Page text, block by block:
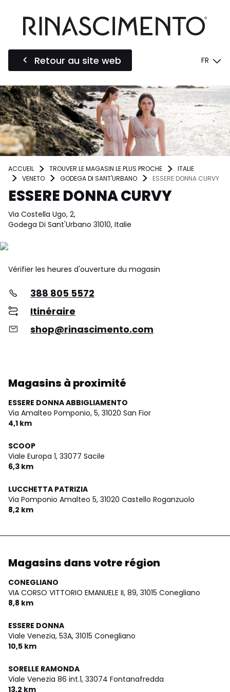
Retour au site web FR
ACCUEIL TROUVER LE MAGASIN LE PLUS PROCHE
ITALIE
VENETO
GODEGA DI SANT'URBANO ESSERE DONNA CURVY
ESSERE DONNA CURVY
Via Costella Ugo, 2,
Godega Di Sant'Urbano 31010, Italie
Vérifier les heures d'ouverture du magasin
388 805 5572
Itinéraire
shop@rinascimento.com
Magasins à proximité
ESSERE DONNA ABBIGLIAMENTO
Via Amalteo Pomponio, 5, 31020 San Fior
4,1 km
SCOOP
Viale Europa 1, 33077 Sacile
6,3 km
LUCCHETTA PATRIZIA
Via Pomponio Amalteo 5, 31020 Castello Roganzuolo
8,2 km
Magasins dans votre région
CONEGLIANO
VIA CORSO VITTORIO EMANUELE II, 89, 31015 Conegliano
8,8 km
ESSERE DONNA
Viale Venezia, 53A, 31015 Conegliano
10,5 km
SORELLE RAMONDA
Viale Venezia 86 int.1, 33074 Fontanafredda
13,2 km